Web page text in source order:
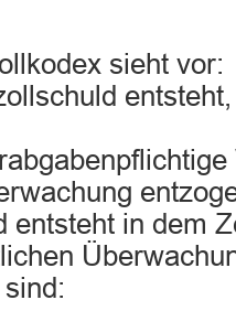
sieht vor:
entsteht,
entsteht in dem